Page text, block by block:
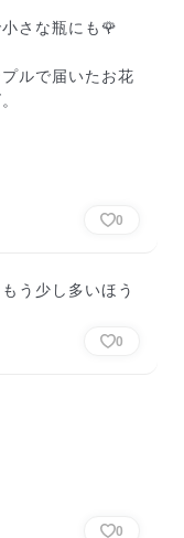
さな瓶にも🌹
ルで届いたお花
0
う少し多いほう
0
0